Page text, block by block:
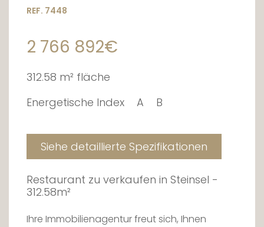
REF. 7448
2 766 892€
312.58 m² fläche
Energetische Index
A B
Siehe detaillierte Spezifikationen
Restaurant zu verkaufen in Steinsel -
312.58m²
Ihre Immobilienagentur freut sich, Ihnen